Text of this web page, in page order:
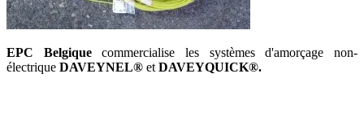
EPC Belgiquecommercialise les systèmes d'amorçage non-
électrique DAVEYNEL® et DAVEYQUICK®.